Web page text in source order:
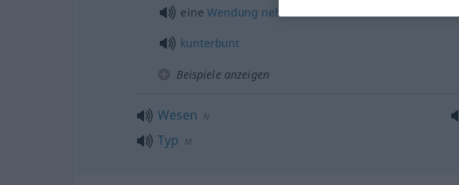
eineWendung nehmen
kunterbunt
Beispiele anzeigen
Wesen N
Typ M